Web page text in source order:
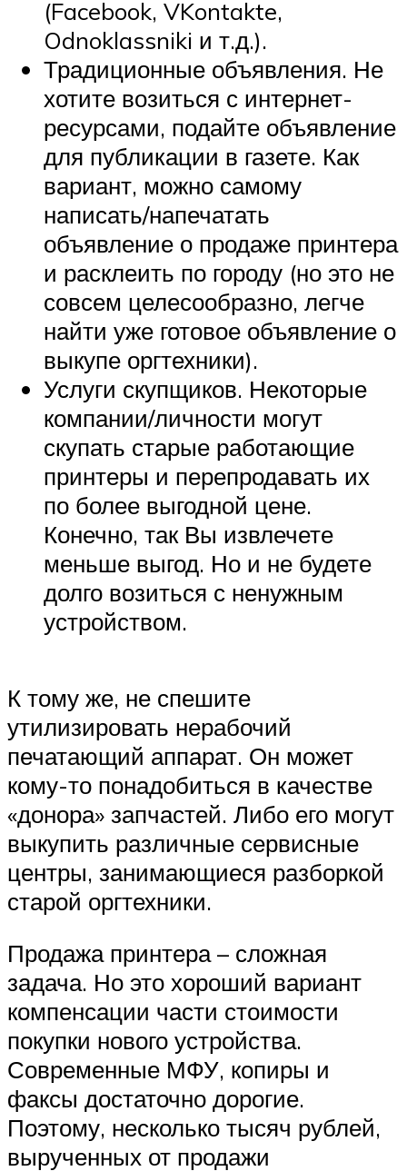
(Facebook, VKontakte,
Odnoklassniki и т.д.).
Традиционные объявления. Не
хотите возиться с интернет-
ресурсами, подайте объявление
для публикации в газете. Как
вариант, можно самому
написать/напечатать
объявление о продаже принтера
и расклеить по городу (но это не
совсем целесообразно, легче
найти уже готовое объявление о
выкупе оргтехники).
Услуги скупщиков. Некоторые
компании/личности могут
скупать старые работающие
принтеры и перепродавать их
по более выгодной цене.
Конечно, так Вы извлечете
меньше выгод. Но и не будете
долго возиться с ненужным
устройством.
К тому же, не спешите
утилизировать нерабочий
печатающий аппарат. Он может
кому-то понадобиться в качестве
«донора» запчастей. Либо его могут
выкупить различные сервисные
центры, занимающиеся разборкой
старой оргтехники.
Продажа принтера – сложная
задача. Но это хороший вариант
компенсации части стоимости
покупки нового устройства.
Современные МФУ, копиры и
факсы достаточно дорогие.
Поэтому, несколько тысяч рублей,
вырученных от продажи